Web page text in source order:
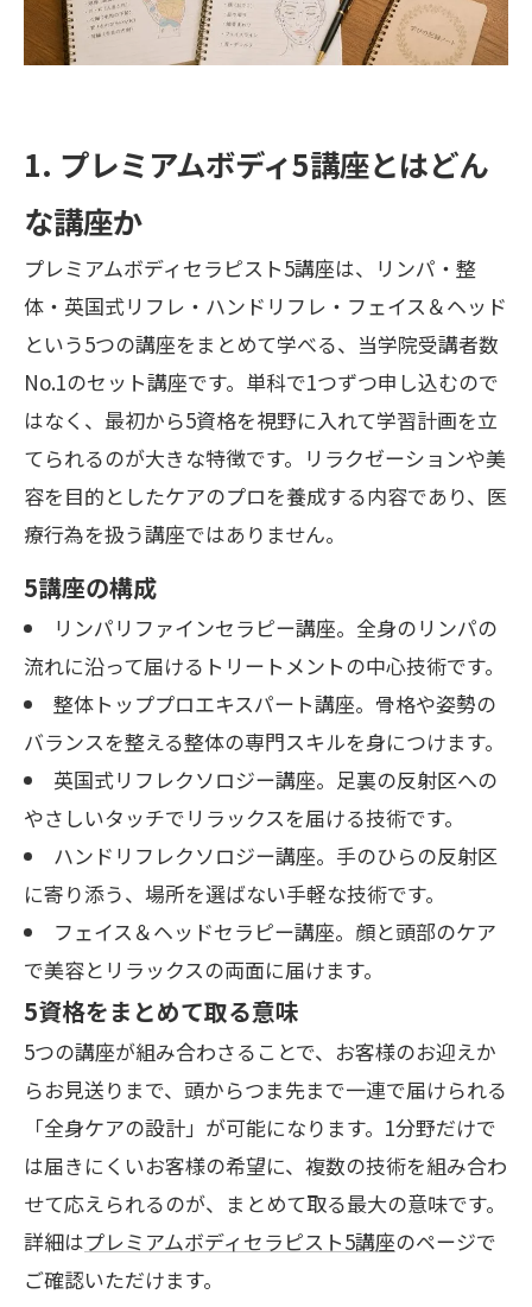
1. プレミアムボディ5講座とはどん
な講座か
プレミアムボディセラピスト5講座は、リンパ・整
体・英国式リフレ・ハンドリフレ・フェイス＆ヘッド
という5つの講座をまとめて学べる、当学院受講者数
No.1のセット講座です。単科で1つずつ申し込むので
はなく、最初から5資格を視野に入れて学習計画を立
てられるのが大きな特徴です。リラクゼーションや美
容を目的としたケアのプロを養成する内容であり、医
療行為を扱う講座ではありません。
5講座の構成
リンパリファインセラピー講座。全身のリンパの
流れに沿って届けるトリートメントの中心技術です。
整体トッププロエキスパート講座。骨格や姿勢の
バランスを整える整体の専門スキルを身につけます。
英国式リフレクソロジー講座。足裏の反射区への
やさしいタッチでリラックスを届ける技術です。
ハンドリフレクソロジー講座。手のひらの反射区
に寄り添う、場所を選ばない手軽な技術です。
フェイス＆ヘッドセラピー講座。顔と頭部のケア
で美容とリラックスの両面に届けます。
5資格をまとめて取る意味
5つの講座が組み合わさることで、お客様のお迎えか
らお見送りまで、頭からつま先まで一連で届けられる
「全身ケアの設計」が可能になります。1分野だけで
は届きにくいお客様の希望に、複数の技術を組み合わ
せて応えられるのが、まとめて取る最大の意味です。
詳細はプレミアムボディセラピスト5講座のページで
ご確認いただけます。